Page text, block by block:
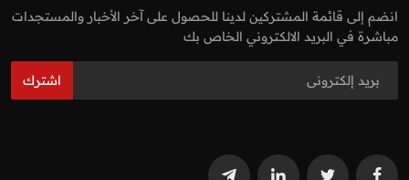
انضم إلى قائمة المشتركين لدينا للحصول على آخر الأخبار والمستجدات
مباشرة في البريد الالكتروني الخاص بك
اشترك